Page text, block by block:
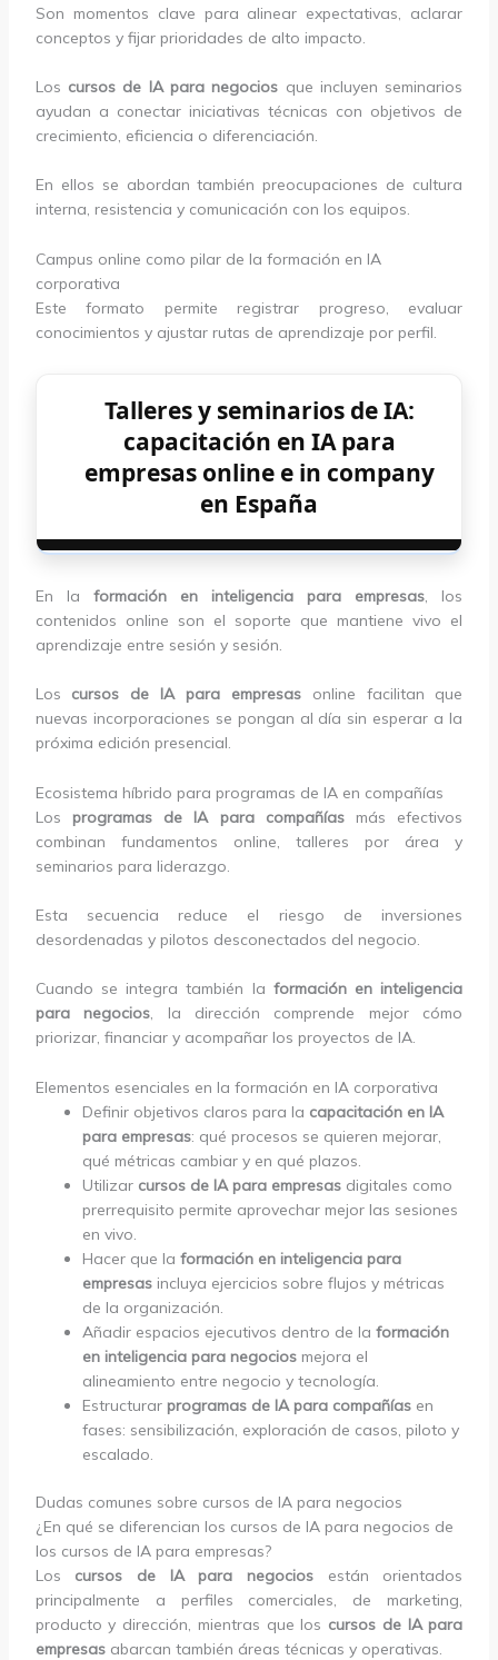
Son momentos clave para alinear expectativas, aclarar
conceptos y fijar prioridades de alto impacto.
Los cursos de IA para negocios que incluyen seminarios
ayudan a conectar iniciativas técnicas con objetivos de
crecimiento, eficiencia o diferenciación.
En ellos se abordan también preocupaciones de cultura
interna, resistencia y comunicación con los equipos.
Campus online como pilar de la formación en IA
corporativa
Este formato permite registrar progreso, evaluar
conocimientos y ajustar rutas de aprendizaje por perfil.
Talleres y seminarios de IA:
capacitación en IA para
empresas online e in company
en España
En la formación en inteligencia para empresas, los
contenidos online son el soporte que mantiene vivo el
aprendizaje entre sesión y sesión.
Los cursos de IA para empresasonline facilitan que
nuevas incorporaciones se pongan al día sin esperar a la
próxima edición presencial.
Ecosistema híbrido para programas de IA en compañías
Los programas de IA para compañíasmás efectivos
combinan fundamentos online, talleres por área y
seminarios para liderazgo.
Esta secuencia reduce el riesgo de inversiones
desordenadas y pilotos desconectados del negocio.
Cuando se integra también la formación en inteligencia
para negocios, la dirección comprende mejor cómo
priorizar, financiar y acompañar los proyectos de IA.
Elementos esenciales en la formación en IA corporativa
Definir objetivos claros para la capacitación en IA
para empresas: qué procesos se quieren mejorar,
qué métricas cambiar y en qué plazos.
Utilizar cursos de IA para empresasdigitales como
prerrequisito permite aprovechar mejor las sesiones
en vivo.
Hacer que la formación en inteligencia para
empresasincluya ejercicios sobre flujos y métricas
de la organización.
Añadir espacios ejecutivos dentro de la formación
en inteligencia para negociosmejora el
alineamiento entre negocio y tecnología.
Estructurar programas de IA para compañíasen
fases: sensibilización, exploración de casos, piloto y
escalado.
Dudas comunes sobre cursos de IA para negocios
¿En qué se diferencian los cursos de IA para negocios de
los cursos de IA para empresas?
Los cursos de IA para negocios están orientados
principalmente a perfiles comerciales, de marketing,
producto y dirección, mientras que los cursos de IA para
empresasabarcan también áreas técnicas y operativas.